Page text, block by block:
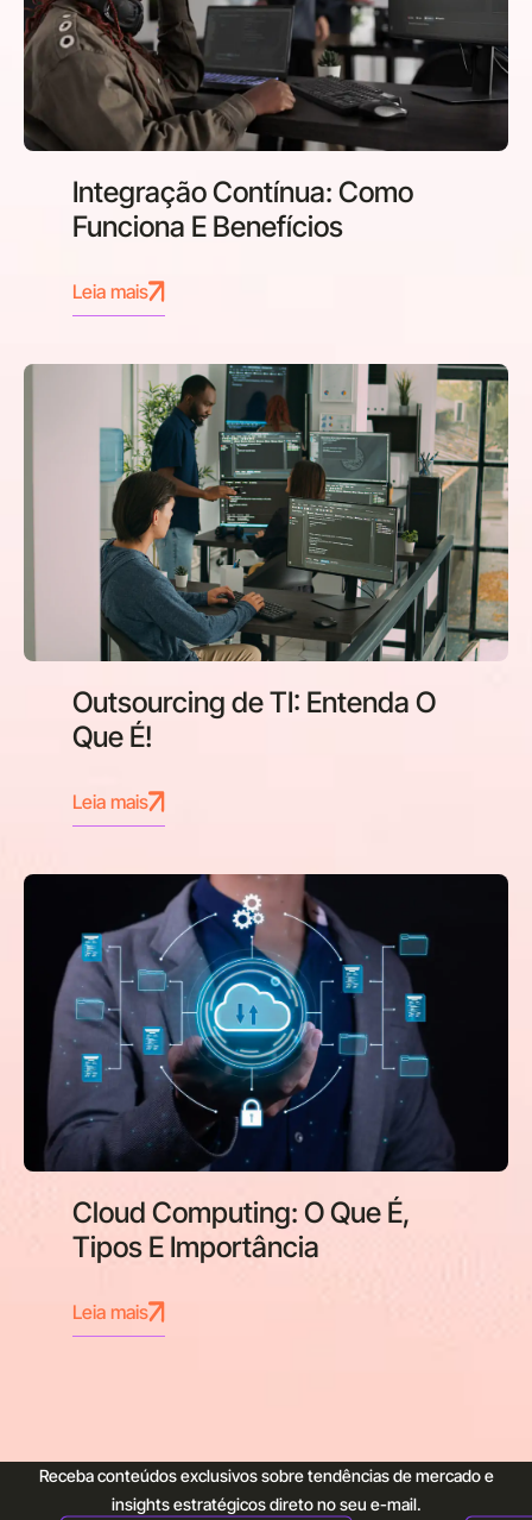
Integração Contínua: Como
Funciona E Benefícios
Leia mais
Outsourcing de TI: Entenda O
Que É!
Leia mais
Cloud Computing: O Que É,
Tipos E Importância
Leia mais
Receba conteúdos exclusivos sobre tendências demercado e
insights estratégicos direto no seu e-mail.